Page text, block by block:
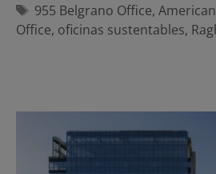
Etiquetas
955 Belgrano Office,
Office, oficinas sustentables,